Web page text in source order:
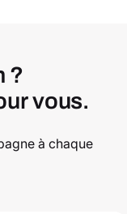
?
vous.
à chaque